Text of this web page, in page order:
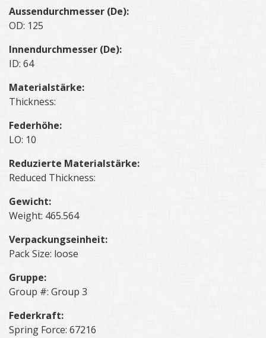
Aussendurchmesser (De):
OD: 125
Innendurchmesser (De):
ID: 64
Materialstärke:
Thickness:
Federhöhe:
LO: 10
Reduzierte Materialstärke:
Reduced Thickness:
Gewicht:
Weight: 465.564
Verpackungseinheit:
Pack Size: loose
Gruppe:
Group #: Group 3
Federkraft:
Spring Force: 67216